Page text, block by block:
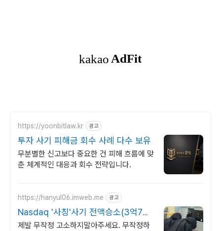
https://yoonbitlaw.kr 광고
투자 사기 피해금 회수 사례 다수 보유
무분별한 신고보다 중요한 건 피해 흐름에 맞
춘 체계적인 대응과 회수 전략입니다.
https://hanyul06.imweb.me 광고
Nasdaq '사칭'사기 전액승소(3억7천)
사례보유
제발 무작정 고소하지말아주세요. 무작정하